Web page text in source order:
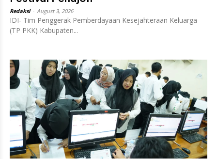
Redaksi August 3, 2026
IDI- Tim Penggerak Pemberdayaan Kesejahteraan Keluarga
(TP PKK) Kabupaten...